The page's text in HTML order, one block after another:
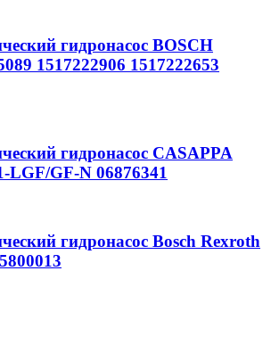
гидронасос BOSCH
1517222906 1517222653
гидронасос CASAPPA
LGF/GF-N 06876341
гидронасос Bosch Rexroth